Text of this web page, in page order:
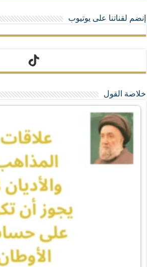
إنضم لقناتنا على يوتيوب
تيك توك
خلاصة القول